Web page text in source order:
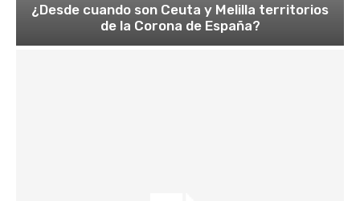
¿Desde cuando son Ceuta y Melilla territorios
de la Corona de España?